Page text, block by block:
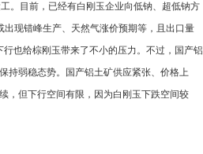
。目前，已经有白刚玉企业向低钠、超低钠方
现错峰生产、天然气涨价预期等，且出口量
也给棕刚玉带来了不小的压力。不过，国产铝
持弱稳态势。国产铝土矿供应紧张、价格上
，但下行空间有限，因为白刚玉下跌空间较